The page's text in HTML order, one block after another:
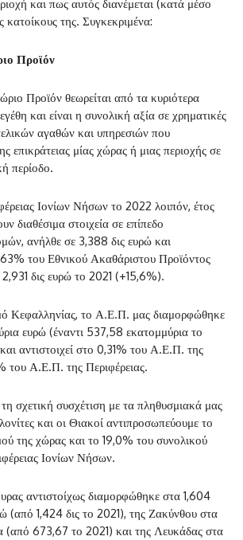
και πως αυτός διανέμεται (κατά μέσο
της. Συγκεκριμένα:
Προϊόν
Προϊόν θεωρείται από τα κυριότερα
και είναι η συνολική αξία σε χρηματικές
αγαθών και υπηρεσιών που
επικράτειας μίας χώρας ή μιας περιοχής σε
περίοδο.
Ιονίων Νήσων το 2022 λοιπόν, έτος
διαθέσιμα στοιχεία σε επίπεδο
ανήλθε σε 3,388 δις ευρώ και
του Εθνικού Ακαθάριστου Προϊόντος
2,931 δις ευρώ το 2021 (+15,6%).
Κεφαλληνίας, το Α.Ε.Π. μας διαμορφώθηκε
ευρώ (έναντι 537,58 εκατομμύρια το
αντιστοιχεί στο 0,31% του Α.Ε.Π. της
του Α.Ε.Π. της Περιφέρειας.
σχετική συσχέτιση με τα πληθυσμιακά μας
και οι Θιακοί αντιπροσωπεύουμε το
της χώρας και το 19,0% του συνολικού
Ιονίων Νήσων.
αντιστοίχως διαμορφώθηκε στα 1,604
(από 1,424 δις το 2021), της Ζακύνθου στα
(από 673,67 το 2021) και της Λευκάδας στα